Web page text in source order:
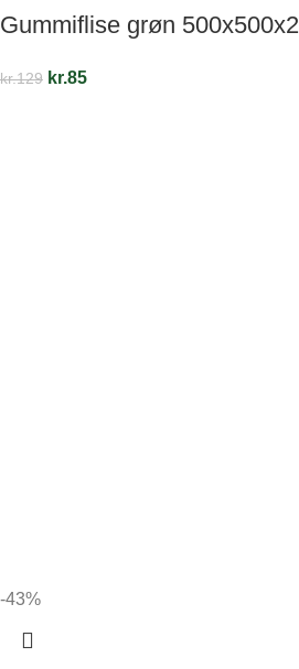
Gummiflise grøn
kr.129 kr.85
-43%